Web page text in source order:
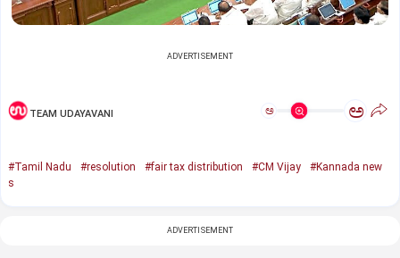
ADVERTISEMENT
TEAM UDAYAVANI ಅ ಅ
#Tamil Nadu #resolution #fair tax distribution #CM Vijay
#Kannada new
s
ADVERTISEMENT